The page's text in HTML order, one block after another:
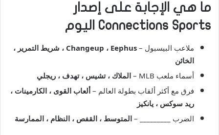
ما هي الإجابة على إصدار
Connections Sports اليوم
ملاعب البيسبول –
Changeup ، Eephus ، شريط التمرير ،
الخائن
أسماء ملعب MLB –
الملاك ، تشيس ، تهدف ، ريجلي
فرق مع أكثر ألقاب بطولة العالم – ألعاب القوى ، الكارمينات ،
ريد سوكس ، يانكيز
الضرب _________ – المتوسط ​​، القفص ، النظام ، الممارسة